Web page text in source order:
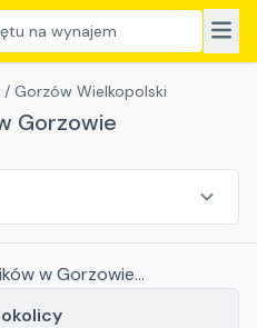
na wynajem
/ Gorzów Wielkopolski
Gorzowie
w Gorzowie